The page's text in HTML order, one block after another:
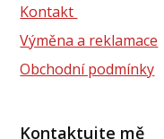
Kontakt
Výměna a reklamace
Obchodní podmínky
Kontaktujte mě